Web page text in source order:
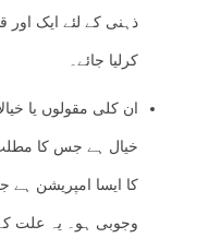
ذہنی کے لئے ایک
کرلیا جائے۔
ان کلی مقولوں یا
خیال ہے جس کا
کا ایسا امپریشن ہے
وجوبی ہو۔ یہ علت